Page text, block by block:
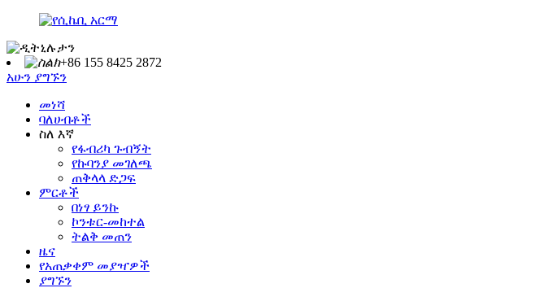
+86 155 8425 2872
አሁን ያግኙን
መነሻ
ባለሀብቶች
ስለ እኛ
የፋብሪካ ጉብኝት
የኩባንያ መገለጫ
ጠቅላላ ድጋፍ
ምርቶች
በነፃ ይንኩ
ኮንቱር-መከተል
ትልቅ መጠን
ዜና
የአጠቃቀም መያዣዎች
ያግኙን